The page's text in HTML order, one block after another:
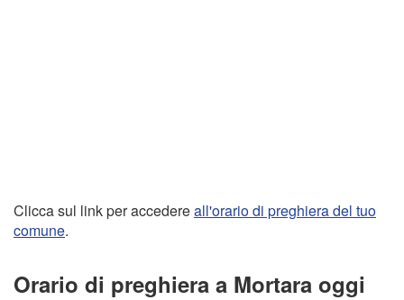
Clicca sul link per accedereall'orario di preghiera del tuo
comune.
Orario di preghiera a Mortara oggi